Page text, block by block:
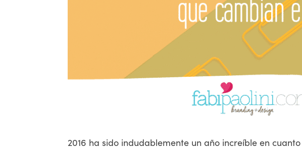
2016 ha sido indudablemente un año increíble en